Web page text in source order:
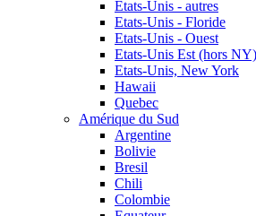
Etats-Unis - autres
Etats-Unis - Floride
Etats-Unis - Ouest
Etats-Unis Est (hors NY)
Etats-Unis, New York
Hawaii
Quebec
Amérique du Sud
Argentine
Bolivie
Bresil
Chili
Colombie